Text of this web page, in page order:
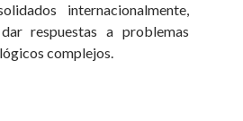
internacionalmente,
respuestas a problemas
complejos.